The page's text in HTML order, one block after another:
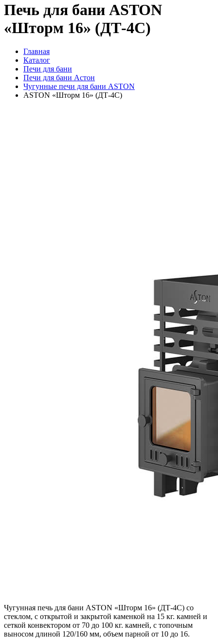
Печь для бани ASTON
«Шторм 16» (ДТ-4С)
Главная
Каталог
Печи для бани
Печи для бани Астон
Чугунные печи для бани ASTON
ASTON «Шторм 16» (ДТ-4С)
Чугунная печь для бани ASTON «Шторм 16» (ДТ-4С) со
стеклом, с открытой и закрытой каменкой на 15 кг. камней и
сеткой конвектором от 70 до 100 кг. камней, с топочным
выносом длиной 120/160 мм, объем парной от 10 до 16.